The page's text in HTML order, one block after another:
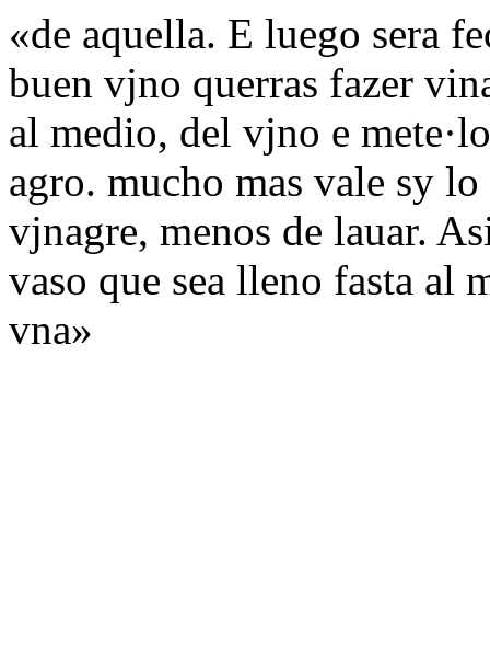
«de aquella. E luego sera
buen vjno querras fazer
al medio, del vjno e
agro. mucho mas vale sy lo
vjnagre, menos de lauar.
vaso que sea lleno fasta al
vna»